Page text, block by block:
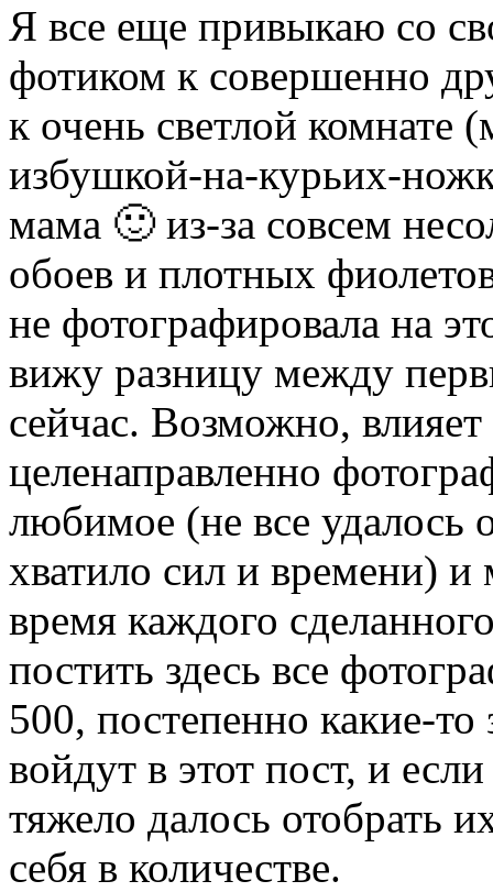
Я все еще привыкаю со
фотиком к совершенно
к очень светлой комнате
избушкой-на-курьих-
мама 🙂 из-за совсем
обоев и плотных
не фотографировала на
вижу разницу между
сейчас. Возможно,
целенаправленно
любимое (не все удалось
хватило сил и времени)
время каждого
постить здесь все
500, постепенно какие-
войдут в этот пост, и
тяжело далось отобрать
себя в количестве.